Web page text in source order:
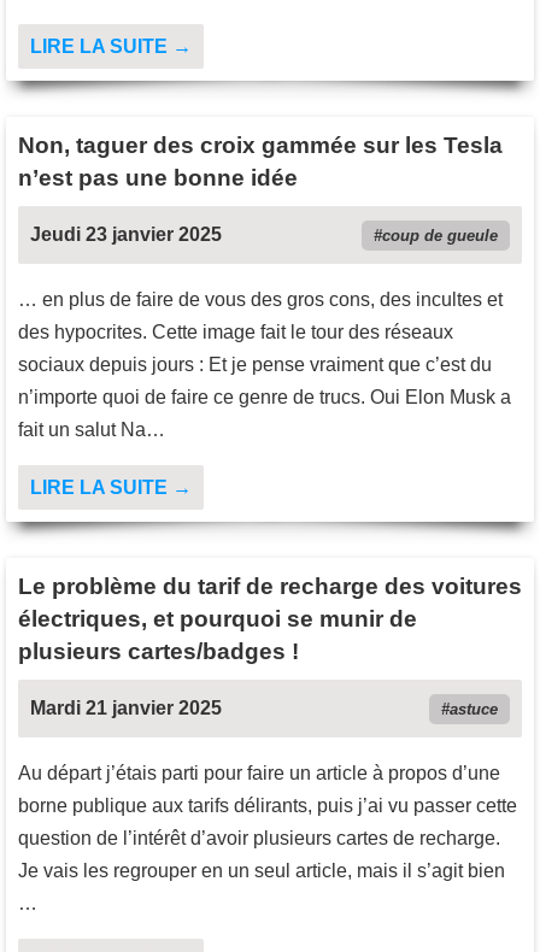
LIRE LA SUITE →
Non, taguer des croix gammée sur les Tesla
n’est pas une bonne idée
Jeudi 23 janvier 2025 coup de gueule
… en plus de faire de vous des gros cons, des incultes et
des hypocrites. Cette image fait le tour des réseaux
sociaux depuis jours : Et je pense vraiment que c’est du
n’importe quoi de faire ce genre de trucs. Oui Elon Musk a
fait un salut Na…
LIRE LA SUITE →
Le problème du tarif de recharge des voitures
électriques, et pourquoi se munir de
plusieurs cartes/badges !
Mardi 21 janvier 2025 astuce
Au départ j’étais parti pour faire un article à propos d’une
borne publique aux tarifs délirants, puis j’ai vu passer cette
question de l’intérêt d’avoir plusieurs cartes de recharge.
Je vais les regrouper en un seul article, mais il s’agit bien
…